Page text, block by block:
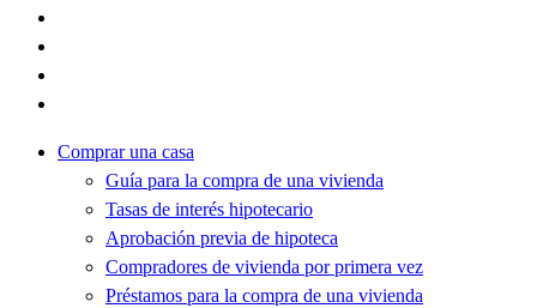
Comprar una casa
Guía para la compra de una vivienda
Tasas de interés hipotecario
Aprobación previa de hipoteca
Compradores de vivienda por primera vez
Préstamos para la compra de una vivienda